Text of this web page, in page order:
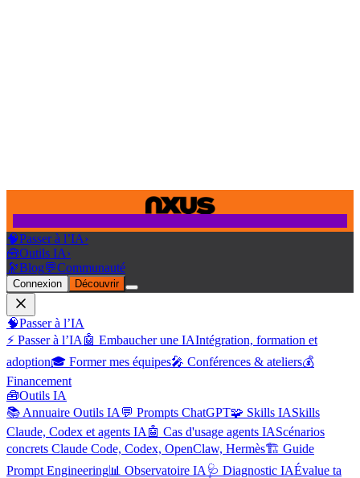
🧠Passer à l’IA›
🧰Outils IA›
🔭Blog💬Communauté
Connexion Découvrir
🧠Passer à l’IA
⚡ Passer à l’IA 🤖 Embaucher une IAIntégration, formation et
adoption🎓 Former mes équipes🎤 Conférences & ateliers💰
Financement
🧰Outils IA
📚 Annuaire Outils IA 💬 Prompts ChatGPT🧩 Skills IASkills
Claude, Codex et agents IA 🤖 Cas d'usage agents IAScénarios
concrets Claude Code, Codex, OpenClaw, Hermès🏗️ Guide
Prompt Engineering📊 Observatoire IA 🩺 Diagnostic IAÉvalue ta